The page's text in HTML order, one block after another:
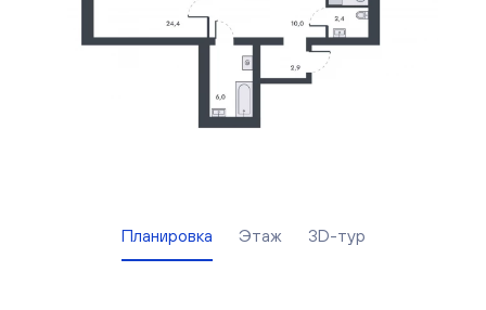
Офисы продаж
Планировка Этаж 3D-тур